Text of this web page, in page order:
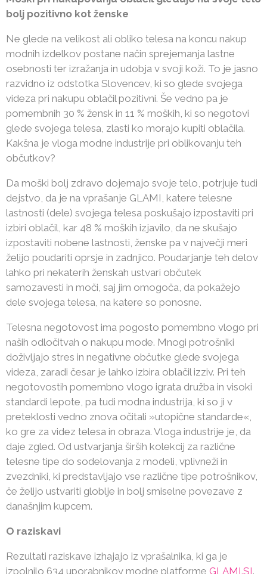
bolj pozitivno kot ženske
Ne glede na velikost ali obliko telesa na koncu nakup
modnih izdelkov postane način sprejemanja lastne
osebnosti ter izražanja in udobja v svoji koži. To je jasno
razvidno iz odstotka Slovencev, ki so glede svojega
videza pri nakupu oblačil pozitivni. Še vedno pa je
pomembnih 30 % žensk in 11 % moških, ki so negotovi
glede svojega telesa, zlasti ko morajo kupiti oblačila.
Kakšna je vloga modne industrije pri oblikovanju teh
občutkov?
Da moški bolj zdravo dojemajo svoje telo, potrjuje tudi
dejstvo, da je na vprašanje GLAMI, katere telesne
lastnosti (dele) svojega telesa poskušajo izpostaviti pri
izbiri oblačil, kar 48 % moških izjavilo, da ne skušajo
izpostaviti nobene lastnosti, ženske pa v največji meri
želijo poudariti oprsje in zadnjico. Poudarjanje teh delov
lahko pri nekaterih ženskah ustvari občutek
samozavesti in moči, saj jim omogoča, da pokažejo
dele svojega telesa, na katere so ponosne.
Telesna negotovost ima pogosto pomembno vlogo pri
naših odločitvah o nakupu mode. Mnogi potrošniki
doživljajo stres in negativne občutke glede svojega
videza, zaradi česar je lahko izbira oblačil izziv. Pri teh
negotovostih pomembno vlogo igrata družba in visoki
standardi lepote, pa tudi modna industrija, ki so ji v
preteklosti vedno znova očitali »utopične standarde«,
ko gre za videz telesa in obraza. Vloga industrije je, da
daje zgled. Od ustvarjanja širših kolekcij za različne
telesne tipe do sodelovanja z modeli, vplivneži in
zvezdniki, ki predstavljajo vse različne tipe potrošnikov,
če želijo ustvariti globlje in bolj smiselne povezave z
današnjim kupcem.
O raziskavi
Rezultati raziskave izhajajo iz vprašalnika, ki ga je
izpolnilo 634 uporabnikov modne platforme GLAMI.SI.